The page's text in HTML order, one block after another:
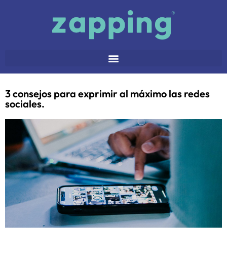
3 consejos para exprimir al máximo las redes
sociales.